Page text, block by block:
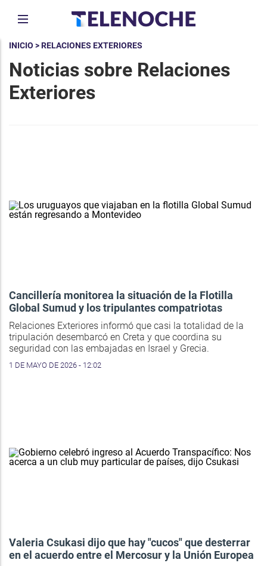
INICIO > RELACIONES EXTERIORES
Noticias sobre Relaciones
Exteriores
Cancillería monitorea la situación de la Flotilla
Global Sumud y los tripulantes compatriotas
Relaciones Exteriores informó que casi la totalidad de la
tripulación desembarcó en Creta y que coordina su
seguridad con las embajadas en Israel y Grecia.
1 DE MAYO DE 2026 - 12:02
Valeria Csukasi dijo que hay "cucos" que desterrar
en el acuerdo entre el Mercosur y la Unión Europea